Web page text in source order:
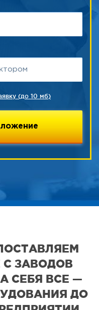
(до 10 мб)
ЗАВОДОВ
СЕБЯ ВСЕ —
ДО